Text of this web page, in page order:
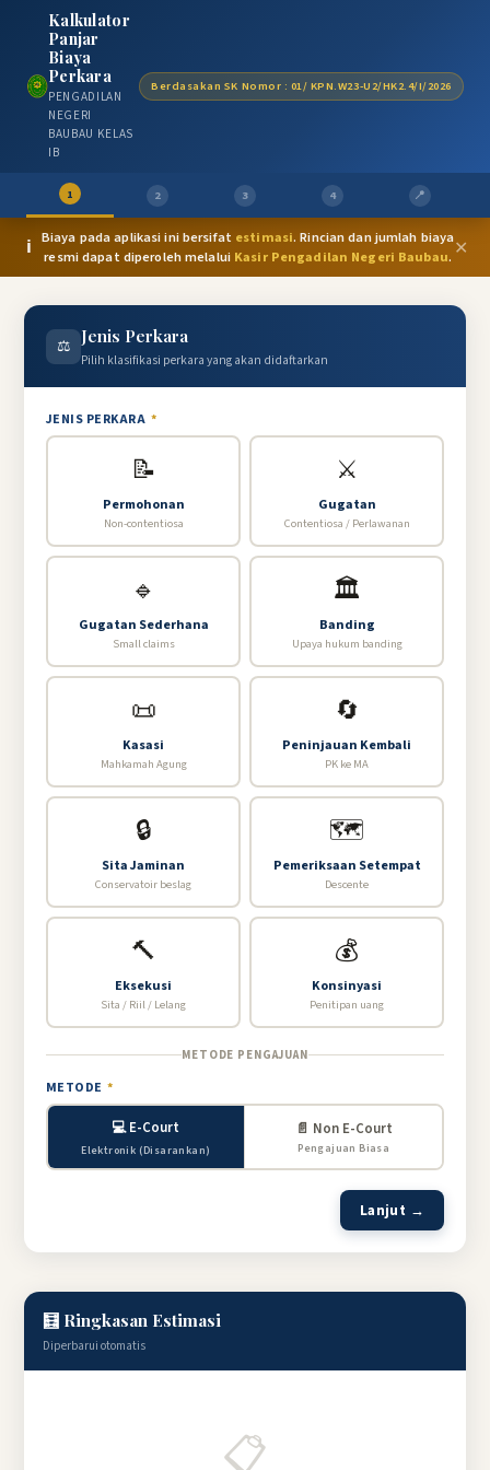
Kalkulator
Panjar
Biaya
Perkara
PENGADILAN
NEGERI
BAUBAU KELAS
IB
Berdasakan SK Nomor : 01/ KPN.W23-U2/HK2.4/I/2026
1 2 3 4 📍
ℹ️ Biaya pada aplikasi ini bersifat estimasi. Rincian dan jumlah biaya
resmi dapat diperoleh melalui Kasir Pengadilan Negeri Baubau. ✕
⚖️ Jenis Perkara
Pilih klasifikasi perkara yang akan didaftarkan
JENIS PERKARA *
📝
Permohonan
Non-contentiosa
⚔️
Gugatan
Contentiosa / Perlawanan
🔹
Gugatan Sederhana
Small claims
🏛️
Banding
Upaya hukum banding
📜
Kasasi
Mahkamah Agung
🔄
Peninjauan Kembali
PK ke MA
🔒
Sita Jaminan
Conservatoir beslag
🗺️
Pemeriksaan Setempat
Descente
🔨
Eksekusi
Sita / Riil / Lelang
💰
Konsinyasi
Penitipan uang
METODE PENGAJUAN
METODE *
💻 E-Court
Elektronik (Disarankan)
📄 Non E-Court
Pengajuan Biasa
Lanjut →
🧮 Ringkasan Estimasi
Diperbarui otomatis
📋